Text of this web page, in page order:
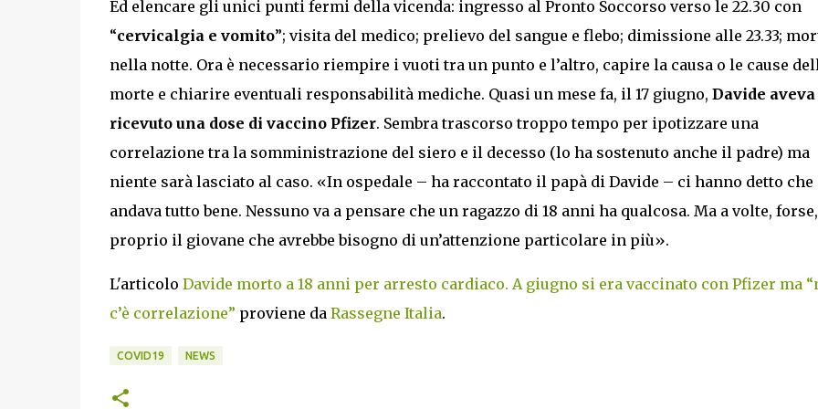
Ed elencare gli unici punti fermi della vicenda: ingresso al Pronto Soccorso verso le 22.30 con
“cervicalgia e vomito”; visita del medico; prelievo del sangue e flebo; dimissione alle 23.33;
nella notte. Ora è necessario riempire i vuoti tra un punto e l’altro, capire la causa o le cause
morte e chiarire eventuali responsabilità mediche. Quasi un mese fa, il 17 giugno, Davide aveva
ricevuto una dose di vaccino Pfizer. Sembra trascorso troppo tempo per ipotizzare una
correlazione tra la somministrazione del siero e il decesso (lo ha sostenuto anche il padre) ma
niente sarà lasciato al caso. «In ospedale – ha raccontato il papà di Davide – ci hanno detto che
andava tutto bene. Nessuno va a pensare che un ragazzo di 18 anni ha qualcosa. Ma a volte,
proprio il giovane che avrebbe bisogno di un’attenzione particolare in più».
L'articolo Davide morto a 18 anni per arresto cardiaco. A giugno si era vaccinato con Pfizer ma
c’è correlazione” proviene da Rassegne Italia.
COVID19 NEWS